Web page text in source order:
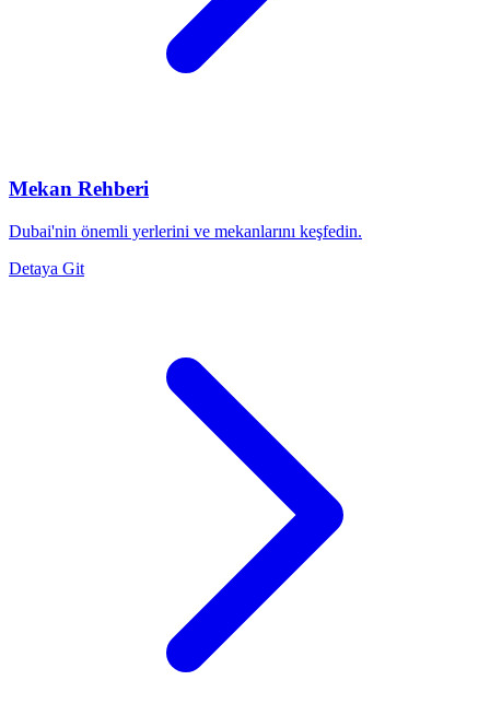
Mekan Rehberi
Dubai'nin önemli yerlerini ve mekanlarını keşfedin.
Detaya Git